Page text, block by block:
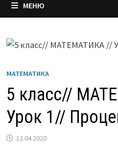
МЕНЮ
МАТЕМАТИКА
5 класс//
Урок 1//
12.04.2020